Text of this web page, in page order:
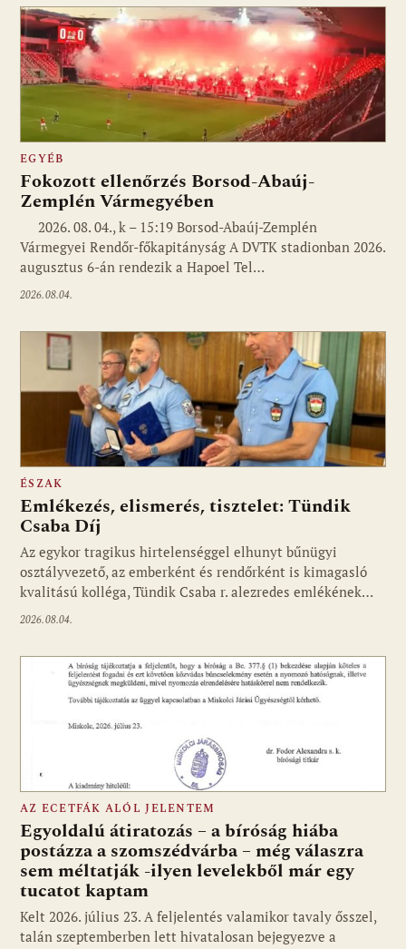
EGYÉB
Fokozott ellenőrzés Borsod-Abaúj-
Zemplén Vármegyében
2026. 08. 04., k – 15:19 Borsod-Abaúj-Zemplén
Vármegyei Rendőr-főkapitányság A DVTK stadionban 2026.
augusztus 6-án rendezik a Hapoel Tel…
2026.08.04.
ÉSZAK
Emlékezés, elismerés, tisztelet: Tündik
Csaba Díj
Az egykor tragikus hirtelenséggel elhunyt bűnügyi
osztályvezető, az emberként és rendőrként is kimagasló
kvalitású kolléga, Tündik Csaba r. alezredes emlékének…
2026.08.04.
AZ ECETFÁK ALÓL JELENTEM
Egyoldalú átiratozás – a bíróság hiába
postázza a szomszédvárba – még válaszra
sem méltatják -ilyen levelekből már egy
tucatot kaptam
Kelt 2026. július 23. A feljelentés valamikor tavaly ősszel,
talán szeptemberben lett hivatalosan bejegyezve a